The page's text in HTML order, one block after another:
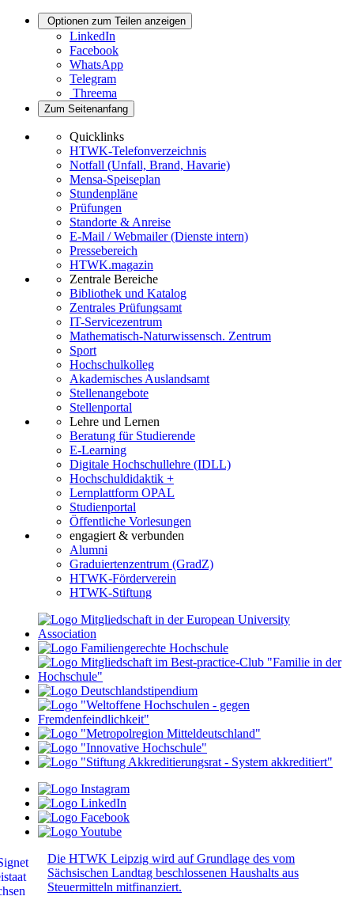
Optionen zum Teilen anzeigen
LinkedIn
Facebook
WhatsApp
Telegram
Threema
Zum Seitenanfang
Quicklinks
HTWK-Telefonverzeichnis
Notfall (Unfall, Brand, Havarie)
Mensa-Speiseplan
Stundenpläne
Prüfungen
Standorte & Anreise
E-Mail / Webmailer (Dienste intern)
Pressebereich
HTWK.magazin
Zentrale Bereiche
Bibliothek und Katalog
Zentrales Prüfungsamt
IT-Servicezentrum
Mathematisch-Naturwissensch. Zentrum
Sport
Hochschulkolleg
Akademisches Auslandsamt
Stellenangebote
Stellenportal
Lehre und Lernen
Beratung für Studierende
E-Learning
Digitale Hochschullehre (IDLL)
Hochschuldidaktik +
Lernplattform OPAL
Studienportal
Öffentliche Vorlesungen
engagiert & verbunden
Alumni
Graduiertenzentrum (GradZ)
HTWK-Förderverein
HTWK-Stiftung
Die HTWK Leipzig wird auf Grundlage des vom
Sächsischen Landtag beschlossenen Haushalts aus
Steuermitteln mitfinanziert.